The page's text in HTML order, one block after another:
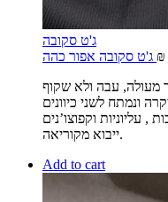
ג'ט סקובה
₪
ייבוא מקוריאה.
Add to cart